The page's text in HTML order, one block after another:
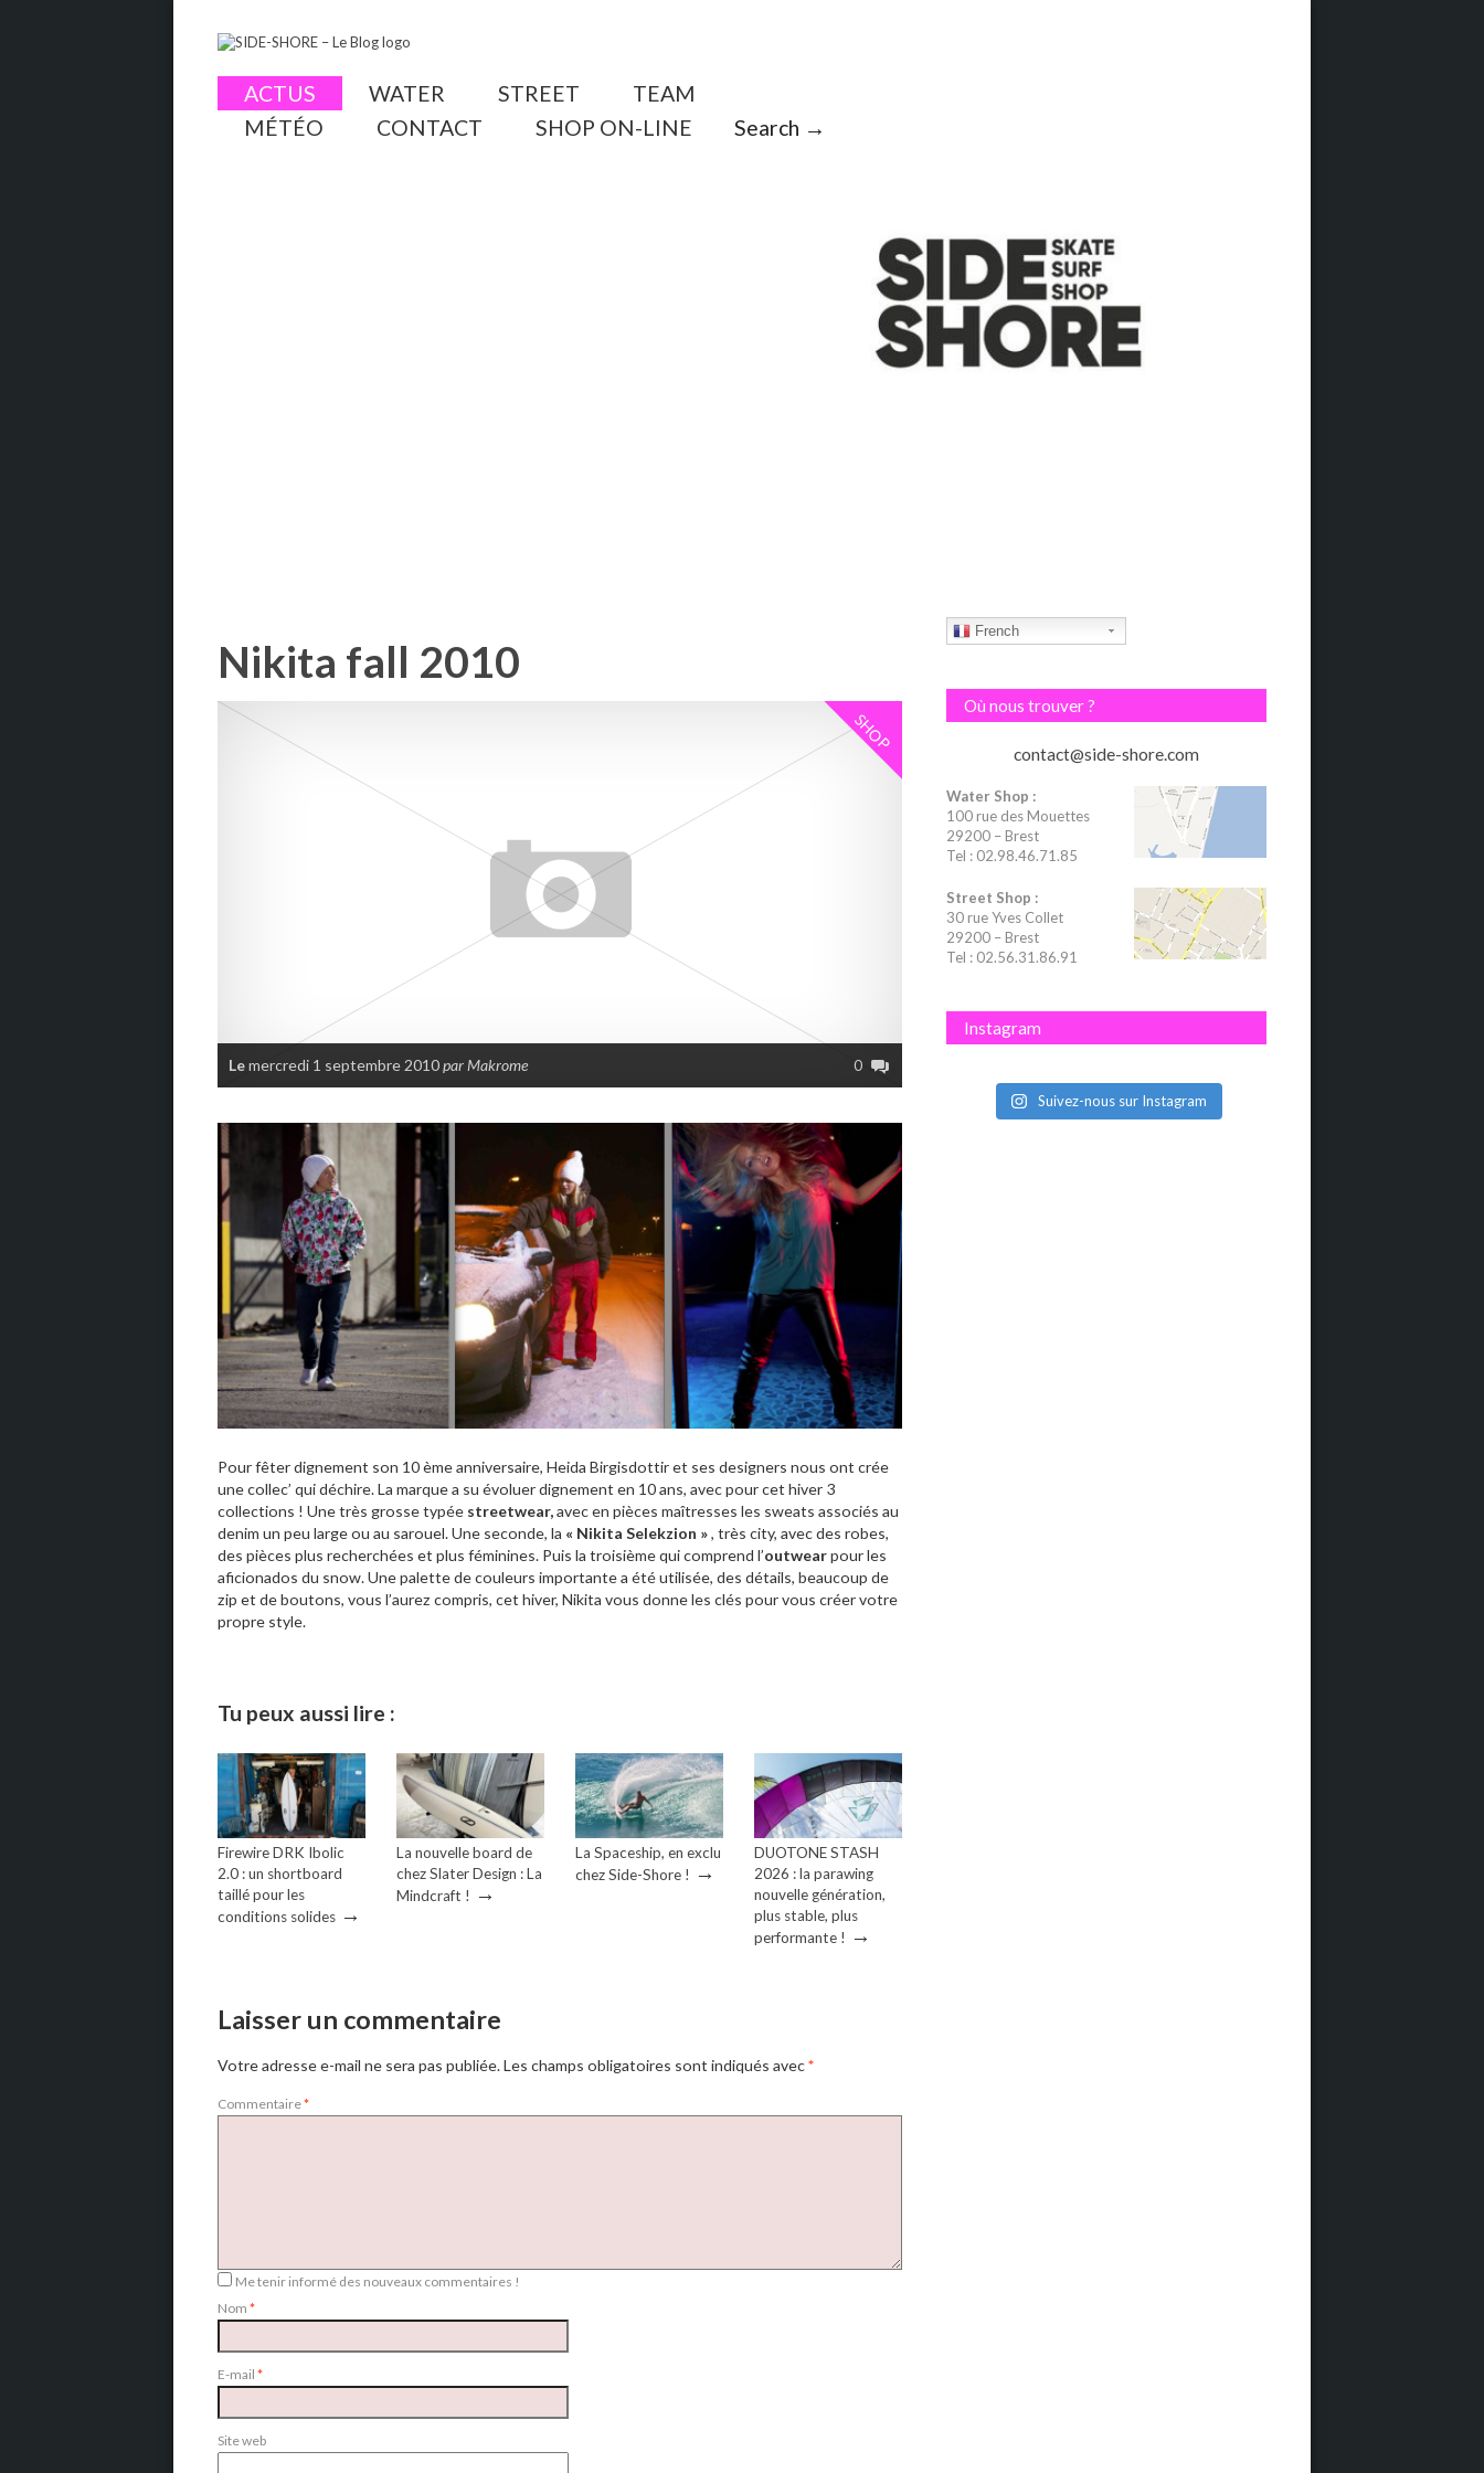
ACTUS WATER STREET
TEAM
MÉTÉO
CONTACT SHOP ON-LINE Search →
Nikita fall 2010
SHOP
Lemercredi 1 septembre 2010par Makrome 0
Pour fêter dignement son 10 ème anniversaire, Heida Birgisdottir et ses designers nous ont crée
une collec’ qui déchire. La marque a su évoluer dignement en 10 ans, avec pour cet hiver 3
collections ! Une très grosse typée streetwear,avec en pièces maîtresses les sweats associés au
denim un peu large ou au sarouel. Une seconde, la « Nikita Selekzion », très city, avec des robes,
des pièces plus recherchées et plus féminines. Puis la troisième qui comprend l’outwearpour les
aficionados du snow. Une palette de couleurs importante a été utilisée, des détails, beaucoup de
zip et de boutons, vous l’aurez compris, cet hiver, Nikita vous donne les clés pour vous créer votre
propre style.
Tu peux aussi lire :
Firewire DRK Ibolic
2.0 : un shortboard
taillé pour les
conditions solides →
La nouvelle board de
chez Slater Design : La
Mindcraft ! →
La Spaceship, en exclu
chez Side-Shore ! →
DUOTONE STASH
2026 : la parawing
nouvelle génération,
plus stable, plus
performante ! →
Laisser un commentaire
Votre adresse e-mail ne sera pas publiée.Les champs obligatoires sont indiqués avec*
Commentaire*
Me tenir informé des nouveaux commentaires !
Nom *
E-mail *
Site web
French
Où nous trouver ?
contact@side-shore.com
Water Shop :
100 rue des Mouettes
29200 – Brest
Tel : 02.98.46.71.85
Street Shop :
30 rue Yves Collet
29200 – Brest
Tel : 02.56.31.86.91
Instagram
Suivez-nous sur Instagram